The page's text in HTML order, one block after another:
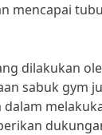
mencapai
dilakukan
sabuk gym